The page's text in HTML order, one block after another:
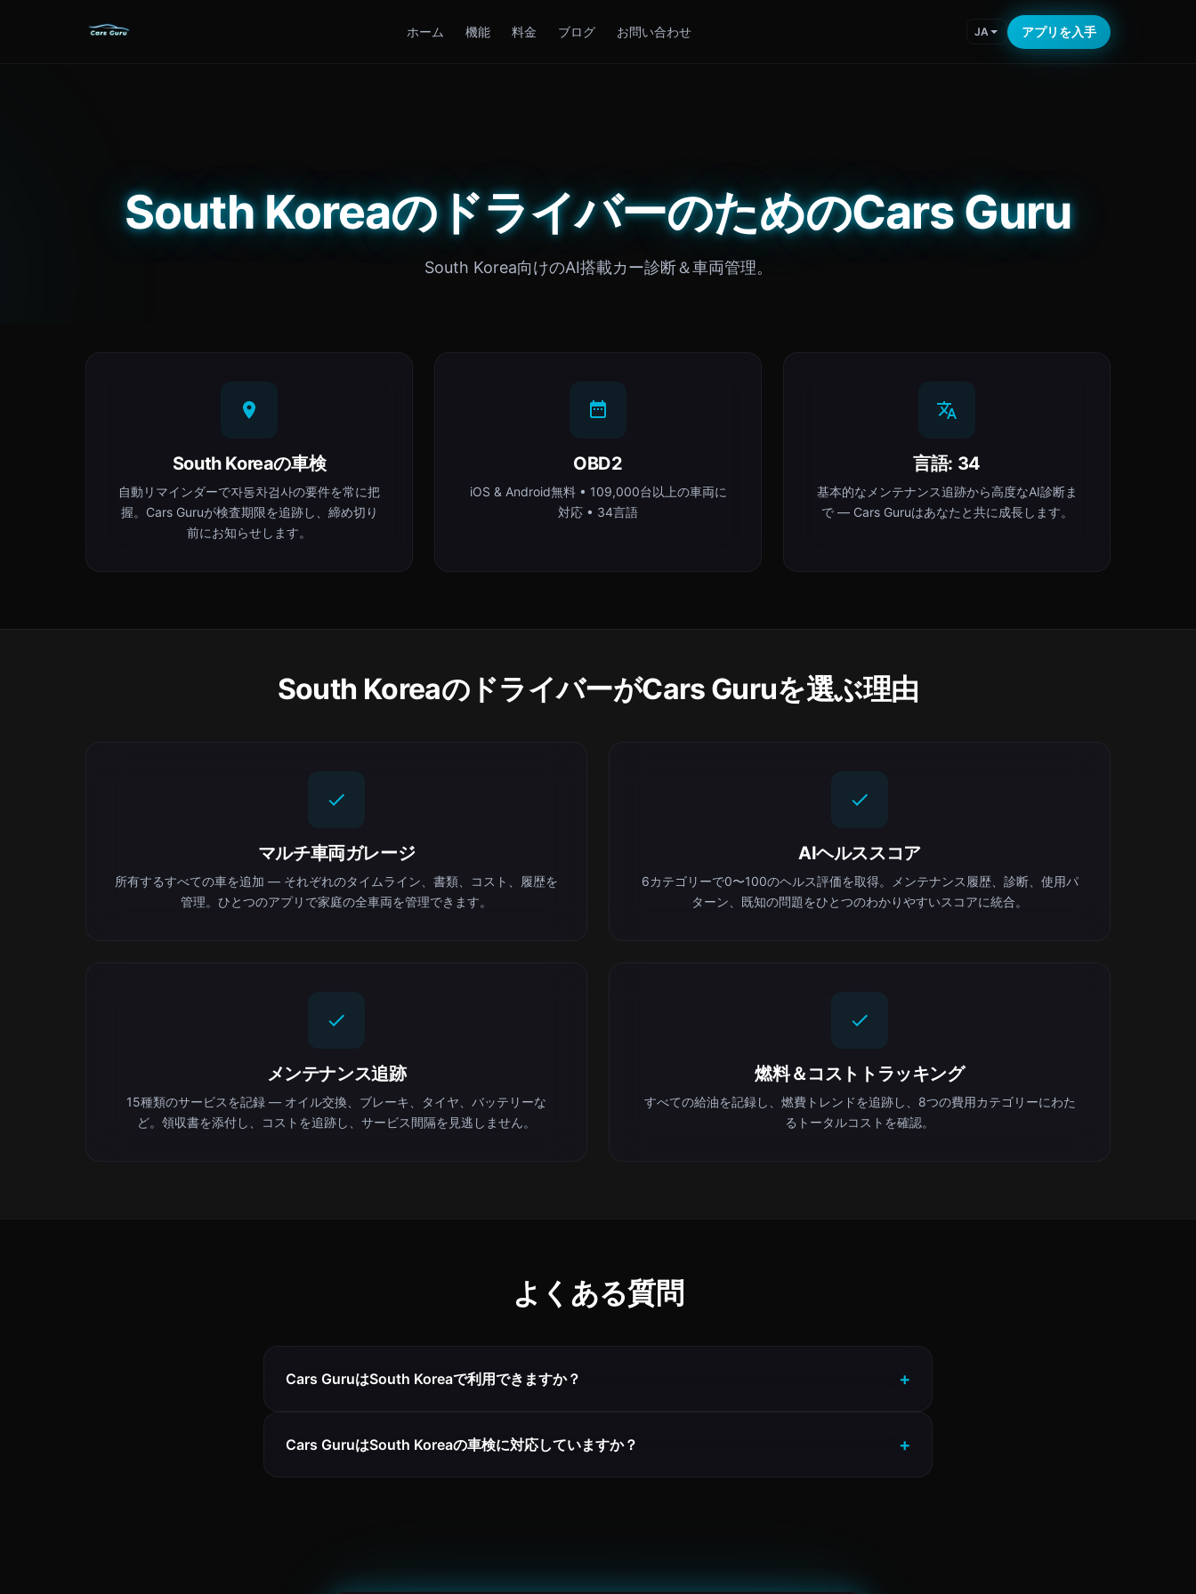
ホーム 機能 料金 ブログ お問い合わせ JA アプリを入手
South KoreaのドライバーのためのCars Guru
South Korea向けのAI搭載カー診断＆車両管理。
South Koreaの車検
自動リマインダーで자동차검사の要件を常に把
握。Cars Guruが検査期限を追跡し、締め切り
前にお知らせします。
OBD2
iOS & Android無料 • 109,000台以上の車両に
対応 • 34言語
言語: 34
基本的なメンテナンス追跡から高度なAI診断ま
で — Cars Guruはあなたと共に成長します。
South KoreaのドライバーがCars Guruを選ぶ理由
マルチ車両ガレージ
所有するすべての車を追加 — それぞれのタイムライン、書類、コスト、履歴を
管理。ひとつのアプリで家庭の全車両を管理できます。
AIヘルススコア
6カテゴリーで0〜100のヘルス評価を取得。メンテナンス履歴、診断、使用パ
ターン、既知の問題をひとつのわかりやすいスコアに統合。
メンテナンス追跡
15種類のサービスを記録 — オイル交換、ブレーキ、タイヤ、バッテリーな
ど。領収書を添付し、コストを追跡し、サービス間隔を見逃しません。
燃料＆コストトラッキング
すべての給油を記録し、燃費トレンドを追跡し、8つの費用カテゴリーにわた
るトータルコストを確認。
よくある質問
Cars GuruはSouth Koreaで利用できますか？
Cars GuruはSouth Koreaの車検に対応していますか？